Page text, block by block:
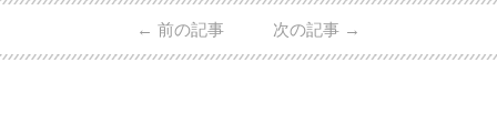
日本で人気のブランドまで幅広くご紹介。 さらに、
・愛用している芸能人夫婦 ・リングの特徴や魅力 ・
← 前の記事 次の記事 →